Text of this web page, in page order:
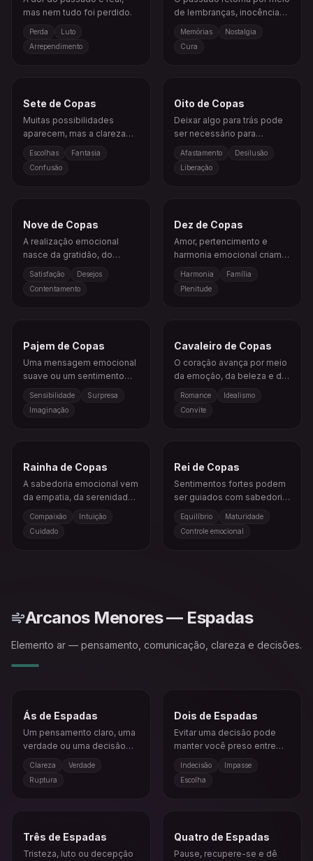
mas nem tudo foi perdido.
Perda
Luto
Arrependimento
de lembranças, inocência
ou cura emocional.
Memórias
Nostalgia
Cura
Sete de Copas
Muitas possibilidades
aparecem, mas a clareza
Escolhas
Fantasia
Confusão
Oito de Copas
Deixar algo para trás pode
ser necessário para
Afastamento
Desilusão
Liberação
Nove de Copas
A realização emocional
nasce da gratidão, do
Satisfação
Desejos
Contentamento
Dez de Copas
Amor, pertencimento e
harmonia emocional criam
uma sensação de
Harmonia
Família
Plenitude
Pajem de Copas
Uma mensagem emocional
suave ou um sentimento
Sensibilidade
Surpresa
Imaginação
Cavaleiro de Copas
O coração avança por meio
da emoção, da beleza e de
Romance
Idealismo
Convite
Rainha de Copas
A sabedoria emocional vem
da empatia, da serenidade
Compaixão
Intuição
Cuidado
Rei de Copas
Sentimentos fortes podem
ser guiados com sabedoria,
estabilidade e compaixão.
Equilíbrio
Maturidade
Controle emocional
Arcanos Menores — Espadas
Elemento ar — pensamento, comunicação, clareza e decisões.
Ás de Espadas
Um pensamento claro, uma
verdade ou uma decisão
Clareza
Verdade
Ruptura
Dois de Espadas
Evitar uma decisão pode
manter você preso entre
Indecisão
Impasse
Escolha
Três de Espadas
Tristeza, luto ou decepção
Quatro de Espadas
Pause, recupere-se e dê